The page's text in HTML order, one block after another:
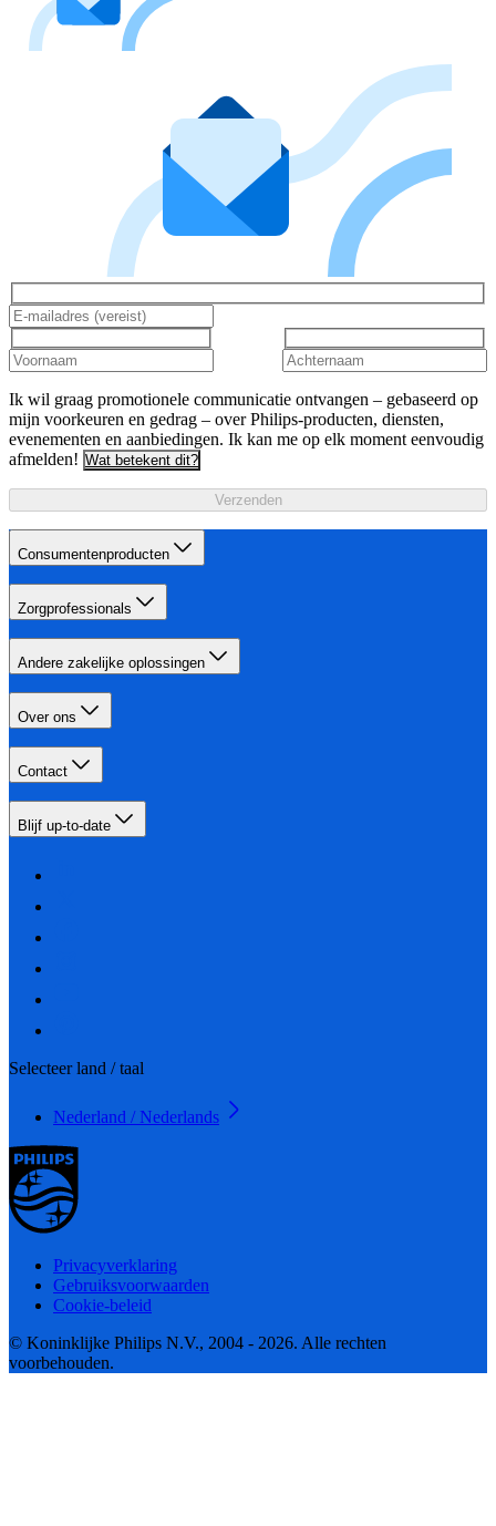
Ik wil graag promotionele communicatie ontvangen – gebaseerd op
mijn voorkeuren en gedrag – over Philips-producten, diensten,
evenementen en aanbiedingen. Ik kan me op elk moment eenvoudig
afmelden! Wat betekent dit?
Verzenden
Consumentenproducten
Zorgprofessionals
Andere zakelijke oplossingen
Over ons
Contact
Blijf up-to-date
Selecteer land / taal
Nederland / Nederlands
Privacyverklaring
Gebruiksvoorwaarden
Cookie-beleid
© Koninklijke Philips N.V., 2004 - 2026. Alle rechten
voorbehouden.